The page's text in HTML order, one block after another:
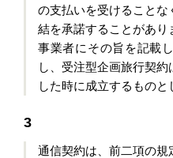
の支払いを受けること
結を承諾することがあり
事業者にその旨を記載
し、受注型企画旅行契
した時に成立するものと
3
通信契約は、前二項の